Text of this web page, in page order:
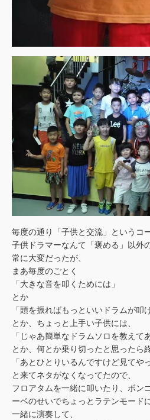
毎度の通り「子供と交流」というコ
子供ドラマーなんて「褒める」以外
常に大変だったが、
まあ毎度のごとく
「大きな音を叩くためには」
とか
「頭を振ればもっといいドラムが叩
とか、ちょっと上手い子供には、
「じゃあ簡単なドラムソロを教えて
とか、何とか乗り切ったと思ったら
「あとひとりいるんですけど見てや
と来てネタがなくなってたので、
フロアタムを一緒に叩いたり、ボン
ーベのせいでちょっとラテンモード
一緒に演奏して、